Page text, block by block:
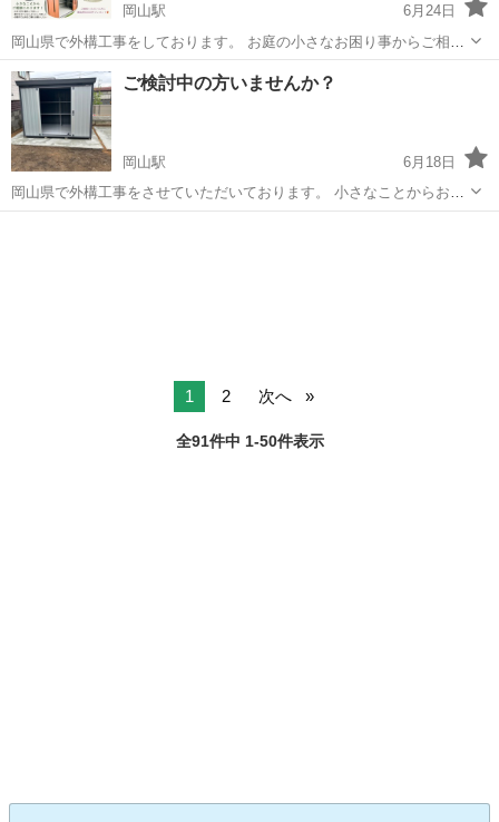
岡山駅
6月24日
岡山県で外構工事をしております。 お庭の小さなお困り事からご相談
ください！ お客様のご要望に寄り添った工事をさせていただきます！
ご予算内でなるべくできるような工事をご提案させていただけます！
残り1組様限定で商品券をプ...
岡山 岡山市 岡山駅 剪定/造園
ご検討中の方いませんか？
岡山駅
6月18日
岡山県で外構工事をさせていただいております。 小さなことからお力
になります！ 倉庫が欲しい。雑草に困っている。この部分だけコンク
1 2 次へ
全91件中 1-50件表示